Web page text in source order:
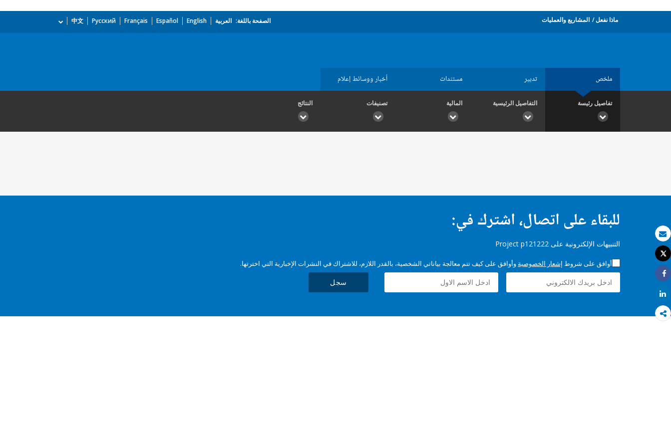
بريد الكتروني
طباعة
Tweet
Share
Share
ماذا نفعل المشاريع والعمليات الصفحة باللغة: العربية English
Español
Français
Русский
中文
ملخص تدبير مستندات أخبار ووسائط إعلام
تفاصيل رئيسة التفاصيل الرئيسية المالية تصنيفات النتائج
للبقاء على اتصال، اشترك في:
التنبيهات الإلكترونية على Project p121222
أوافق على شروط إشعار الخصوصية وأوافق على كيف تتم معالجة بياناتي الشخصية، بالقدر اللازم، للاشتراك في النشرات الإخبارية التي اخترتها.
سجل